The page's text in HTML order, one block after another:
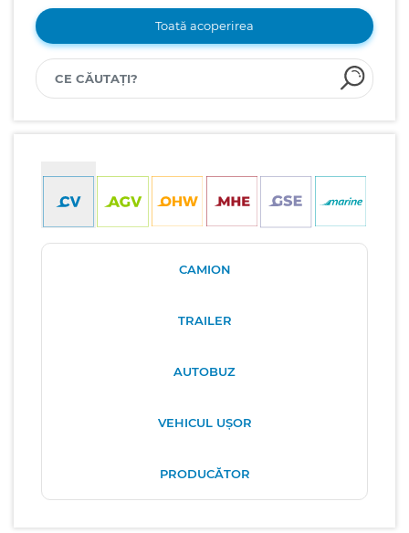
Toată acoperirea
CAMION
TRAILER
AUTOBUZ
VEHICUL UȘOR
PRODUCĂTOR